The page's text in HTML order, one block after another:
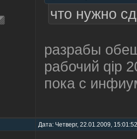
что нужно
разрабы
рабочий qip
пока с
Дата: Четверг, 22.01.2009,